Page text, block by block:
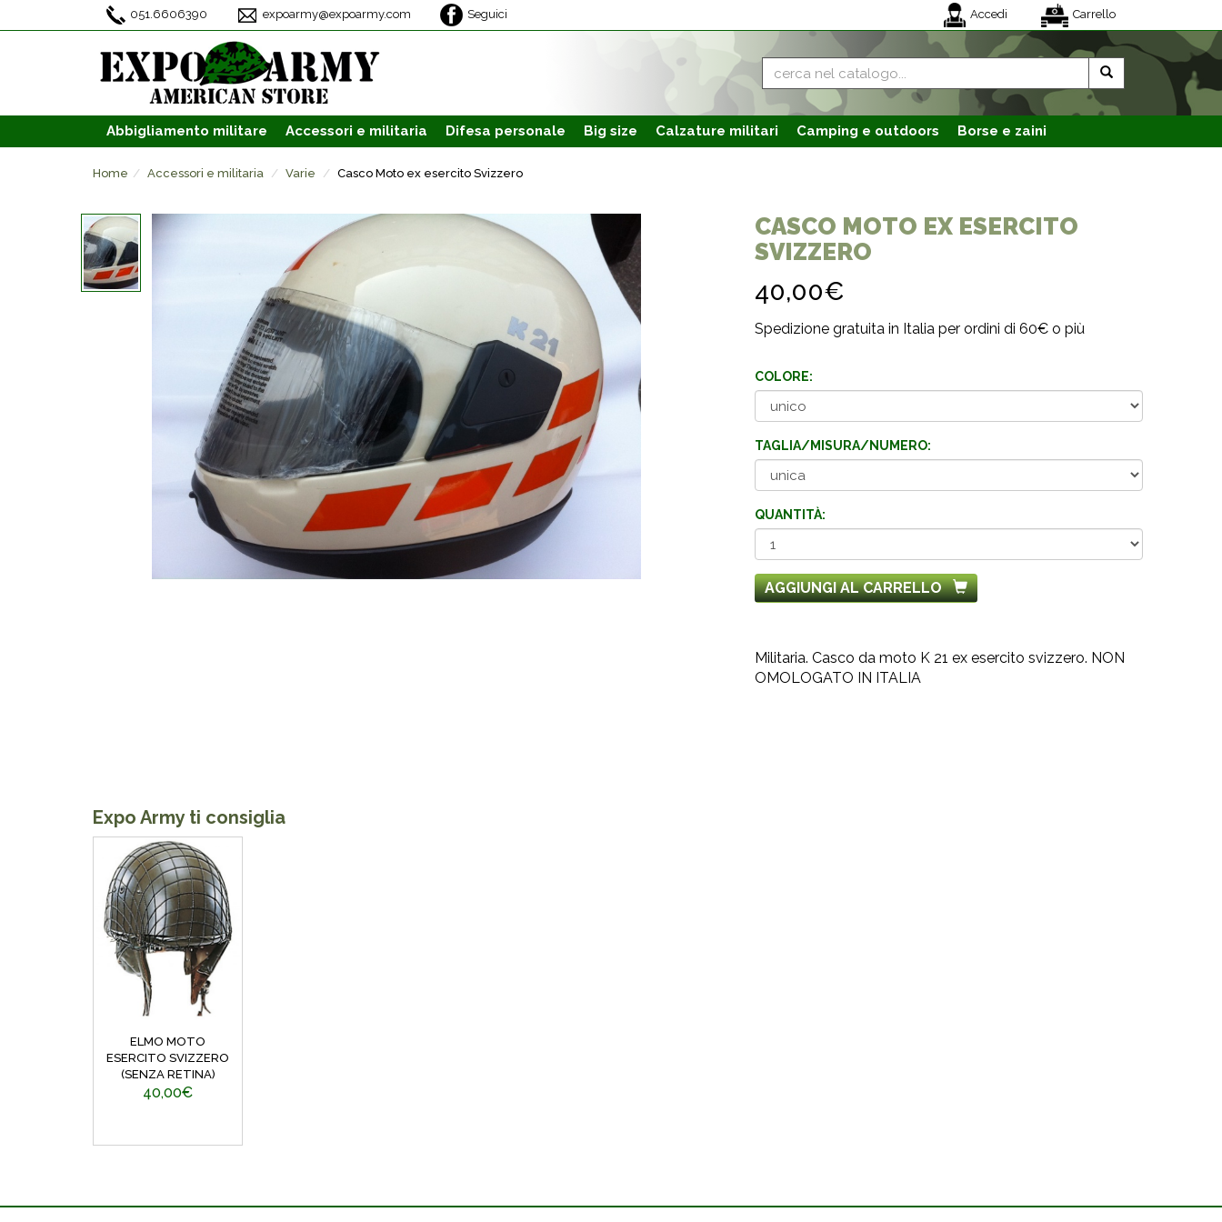
051.6606390 expoarmy@expoarmy.com Seguici Accedi Carrello
Abbigliamento militare Accessori e militaria Difesa personale Big size Calzature militari Camping e outdoors Borse e zaini
Home Accessori e militaria Varie Casco Moto ex esercito Svizzero
CASCO MOTO EX ESERCITO
SVIZZERO
40,00€
Spedizione gratuita in Italia per ordini di 60€ o più
COLORE:
TAGLIA/MISURA/NUMERO:
QUANTITÀ:
AGGIUNGI AL CARRELLO
Militaria. Casco da moto K 21 ex esercito svizzero. NON
OMOLOGATO IN ITALIA
Expo Army ti consiglia
ELMO MOTO
ESERCITO SVIZZERO
(SENZA RETINA)
40,00€